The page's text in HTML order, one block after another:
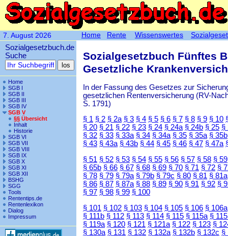
7. August 2026
Sozialgesetzbuch.de
Suche
Home
SGB I
SGB II
SGB III
SGB IV
SGB V
§§ Übersicht
Inhalt
Historie
SGB VI
SGB VII
SGB VIII
SGB IX
SGB X
SGB XI
SGB XII
BSHG
SGG
Tools
Rententips.de
Rentenlexikon
Dialog
Impressum
Sozialgesetzbuch Fünftes
Gesetzliche
In der Fassung des Gesetzes zur
gesetzlichen Rentenversicherung (RV-
S. 1791)
§ 1 § 2 § 2a § 3 § 4 § 5 § 6 § 7 § 8 § 9 § 10
§ 20 § 21 § 22 § 23 § 24 § 24a § 24b § 25 §
§ 32 § 33 § 33a § 34 § 34a § 35 § 35a § 35b
§ 43 § 43a § 43b § 44 § 45 § 46 § 47 § 47a
§ 51 § 52 § 53 § 54 § 55 § 56 § 57 § 58 § 59
§ 65b § 66 § 67 § 68 § 69 § 70 § 71 § 72 §
§ 78 § 79 § 79a § 79b § 79c § 80 § 81 § 81a
§ 86 § 87 § 87a § 88 § 89 § 90 § 91 § 92 §
§ 97 § 98 § 99 § 100
§ 101 § 102 § 103 § 104 § 105 § 106 § 106a
§ 111b § 112 § 113 § 114 § 115 § 115a §
§ 119a § 120 § 121 § 121a § 122 § 123 §
§ 130a § 131 § 132 § 132a § 132b § 132c §
Home Rente Wissenswertes